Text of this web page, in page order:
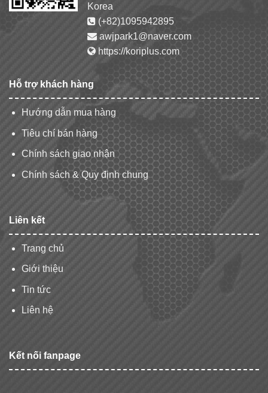
Korea
(+82)1095942895
awjpark1@naver.com
https://koriplus.com
Hỗ trợ khách hàng
Hướng dẫn mua hàng
Tiêu chí bán hàng
Chính sách giao nhận
Chính sách & Quy định chung
Liên kết
Trang chủ
Giới thiệu
Tin tức
Liên hệ
Kết nối fanpage